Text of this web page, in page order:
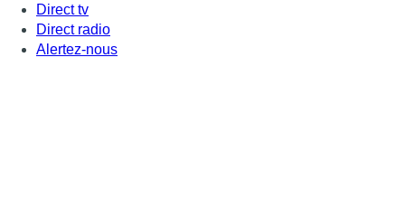
Direct tv
Direct radio
Alertez-nous